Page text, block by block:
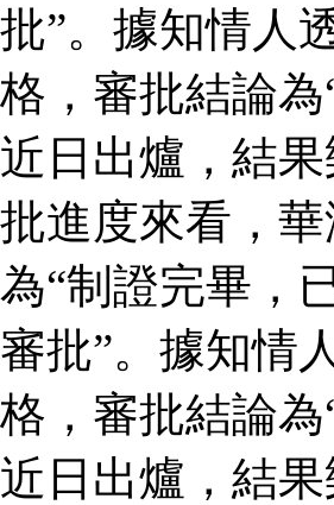
批”。據知情人
格，審批結論
近日出爐，結
批進度來看，
為“制證完畢，
審批”。據知情
格，審批結論
近日出爐，結